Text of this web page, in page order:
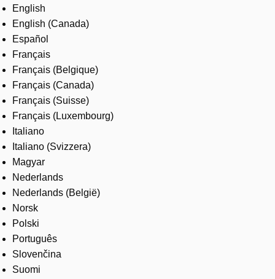
Careers
English
English (Canada)
Español
Français
Français (Belgique)
Français (Canada)
Français (Suisse)
Français (Luxembourg)
Italiano
Italiano (Svizzera)
Magyar
Nederlands
Nederlands (België)
Norsk
Polski
Português
Slovenčina
Suomi